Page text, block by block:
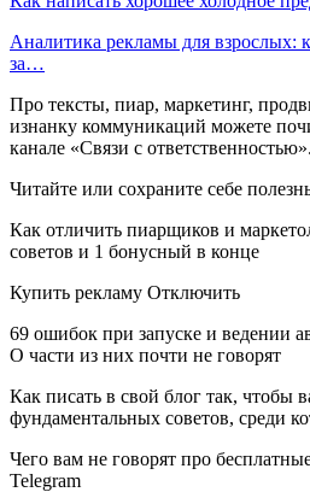
Аналитика рекламы для взрослых:
за…
Про тексты, пиар, маркетинг,
изнанку коммуникаций можете
канале «Связи с
Читайте или сохраните себе
Как отличить пиарщиков и
советов и 1 бонусный в конце
Купить рекламу Отключить
69 ошибок при запуске и ведении
О части из них почти не говорят
Как писать в свой блог так, чтобы
фундаментальных советов, среди
Чего вам не говорят про
Telegram